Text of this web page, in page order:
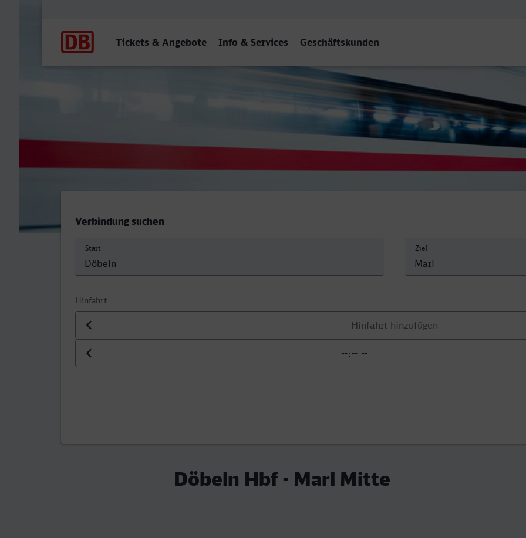
Tickets & Angebote Info & Services Geschäftskunden
Verbindung suchen
Start Ziel
Hinfahrt
Datum der Hinfahrt
Uhrzeit der Hinfahrt
Döbeln Hbf - Marl Mitte